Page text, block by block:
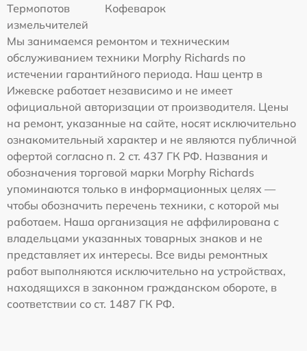
Термопотов
Кофеварок
измельчителей
Мы занимаемся ремонтом и техническим
обслуживанием техники Morphy Richards по
истечении гарантийного периода. Наш центр в
Ижевске работает независимо и не имеет
официальной авторизации от производителя. Цены
на ремонт, указанные на сайте, носят исключительно
ознакомительный характер и не являются публичной
офертой согласно п. 2 ст. 437 ГК РФ. Названия и
обозначения торговой марки Morphy Richards
упоминаются только в информационных целях —
чтобы обозначить перечень техники, с которой мы
работаем. Наша организация не аффилирована с
владельцами указанных товарных знаков и не
представляет их интересы. Все виды ремонтных
работ выполняются исключительно на устройствах,
находящихся в законном гражданском обороте, в
соответствии со ст. 1487 ГК РФ.